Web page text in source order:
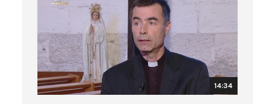
14:34